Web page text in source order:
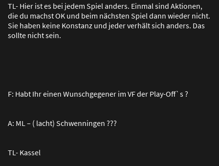
TL- Hier ist es bei jedem Spiel anders. Einmal sind Aktionen,
die du machst OK und beim nächsten Spiel dann wieder nicht.
Sie haben keine Konstanz und jeder verhält sich anders. Das
sollte nicht sein.
F: Habt Ihr einen Wunschgegener im VF der Play-Off`s ?
A: ML – ( lacht) Schwenningen ???
TL- Kassel